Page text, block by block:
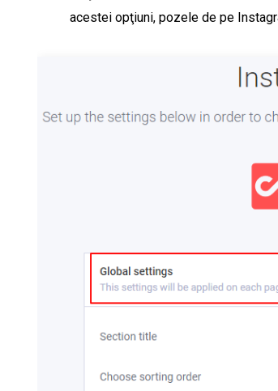
acestei opţiuni, pozele de pe